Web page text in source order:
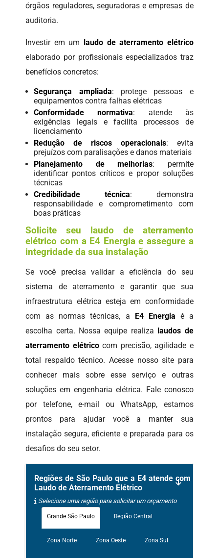
órgãos reguladores, seguradoras e empresas de
auditoria.
Investir em um laudo de aterramento elétrico
elaborado por profissionais especializados traz
benefícios concretos:
Segurança ampliada: protege pessoas e
equipamentos contra falhas elétricas
Conformidade normativa: atende às
exigências legais e facilita processos de
licenciamento
Redução de riscos operacionais: evita
prejuízos com paralisações e danos materiais
Planejamento de melhorias: permite
identificar pontos críticos e propor soluções
técnicas
Credibilidade técnica: demonstra
responsabilidade e comprometimento com
boas práticas
Solicite seu laudo de aterramento
elétrico com a E4 Energia e assegure a
integridade da sua instalação
Se você precisa validar a eficiência do seu
sistema de aterramento e garantir que sua
infraestrutura elétrica esteja em conformidade
com as normas técnicas, a E4 Energia é a
escolha certa. Nossa equipe realiza laudos de
aterramento elétricocom precisão, agilidade e
total respaldo técnico. Acesse nosso site para
conhecer mais sobre esse serviço e outras
soluções em engenharia elétrica. Fale conosco
por telefone, e-mail ou WhatsApp, estamos
prontos para ajudar você a manter sua
instalação segura, eficiente e preparada para os
desafios do seu setor.
Regiões de São Paulo que a E4 atende com
Laudo de Aterramento Elétrico
Selecione uma região para solicitar um orçamento
Grande São Paulo Região Central
Zona Norte Zona Oeste Zona Sul